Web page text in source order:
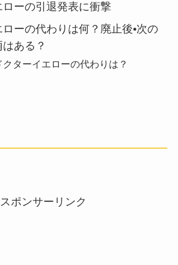
ローの引退発表に衝撃
ローの代わりは何？廃止後•次の
ある？
クターイエローの代わりは？
スポンサーリンク